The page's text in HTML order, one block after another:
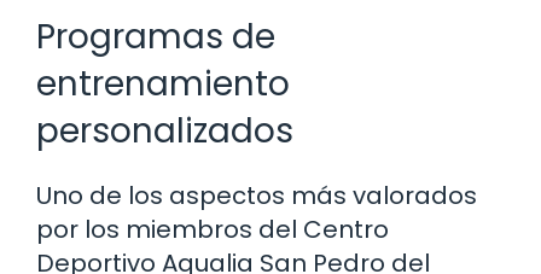
Programas de
entrenamiento
personalizados
Uno de los aspectos más valorados
por los miembros del Centro
Deportivo Aqualia San Pedro del